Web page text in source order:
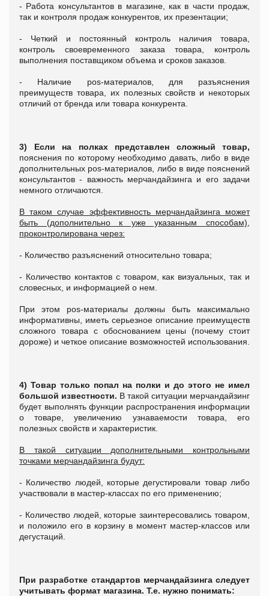
- Работа консультантов в магазине, как в части продаж,
так и контроля продаж конкурентов, их презентации;
- Четкий и постоянный контроль наличия товара,
контроль своевременного заказа товара, контроль
выполнения поставщиком объема и сроков заказов.
- Наличие pos-материалов, для разъяснения
преимуществ товара, их полезных свойств и некоторых
отличий от бренда или товара конкурента.
3) Если на полках представлен сложный товар,
пояснения по которому необходимо давать, либо в виде
дополнительных pos-материалов, либо в виде пояснений
консультантов - важность мерчандайзинга и его задачи
немного отличаются.
В таком случае эффективность мерчандайзинга может
быть (дополнительно к уже указанным способам),
проконтролирована через:
- Количество разъяснений относительно товара;
- Количество контактов с товаром, как визуальных, так и
словесных, и информацией о нем.
При этом pos-материалы должны быть максимально
информативны, иметь серьезное описание преимуществ
сложного товара с обоснованием цены (почему стоит
дороже) и четкое описание возможностей использования.
4) Товар только попал на полки и до этого не имел
большой известности. В такой ситуации мерчандайзинг
будет выполнять функции распространения информации
о товаре, увеличению узнаваемости товара, его
полезных свойств и характеристик.
В такой ситуации дополнительными контрольными
точками мерчандайзинга будут:
- Количество людей, которые дегустировали товар либо
участвовали в мастер-классах по его применению;
- Количество людей, которые заинтересовались товаром,
и положило его в корзину в момент мастер-классов или
дегустаций.
При разработке стандартов мерчандайзинга следует
учитывать формат магазина. Т.е. нужно понимать: